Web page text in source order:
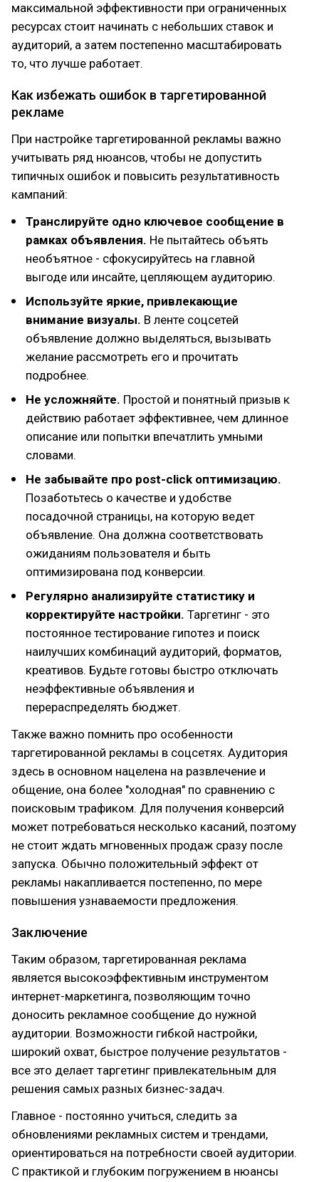
максимальной эффективности при ограниченных
ресурсах стоит начинать с небольших ставок и
аудиторий, а затем постепенно масштабировать
то, что лучше работает.
Как избежать ошибок в таргетированной
рекламе
При настройке таргетированной рекламы важно
учитывать ряд нюансов, чтобы не допустить
типичных ошибок и повысить результативность
кампаний:
Транслируйте одно ключевое сообщение в
рамках объявления. Не пытайтесь объять
необъятное - сфокусируйтесь на главной
выгоде или инсайте, цепляющем аудиторию.
Используйте яркие, привлекающие
внимание визуалы. В ленте соцсетей
объявление должно выделяться, вызывать
желание рассмотреть его и прочитать
подробнее.
Не усложняйте. Простой и понятный призыв к
действию работает эффективнее, чем длинное
описание или попытки впечатлить умными
словами.
Не забывайте про post-click оптимизацию.
Позаботьтесь о качестве и удобстве
посадочной страницы, на которую ведет
объявление. Она должна соответствовать
ожиданиям пользователя и быть
оптимизирована под конверсии.
Регулярно анализируйте статистику и
корректируйте настройки. Таргетинг - это
постоянное тестирование гипотез и поиск
наилучших комбинаций аудиторий, форматов,
креативов. Будьте готовы быстро отключать
неэффективные объявления и
перераспределять бюджет.
Также важно помнить про особенности
таргетированной рекламы в соцсетях. Аудитория
здесь в основном нацелена на развлечение и
общение, она более "холодная" по сравнению с
поисковым трафиком. Для получения конверсий
может потребоваться несколько касаний, поэтому
не стоит ждать мгновенных продаж сразу после
запуска. Обычно положительный эффект от
рекламы накапливается постепенно, по мере
повышения узнаваемости предложения.
Заключение
Таким образом, таргетированная реклама
является высокоэффективным инструментом
интернет-маркетинга, позволяющим точно
доносить рекламное сообщение до нужной
аудитории. Возможности гибкой настройки,
широкий охват, быстрое получение результатов -
все это делает таргетинг привлекательным для
решения самых разных бизнес-задач.
Главное - постоянно учиться, следить за
обновлениями рекламных систем и трендами,
ориентироваться на потребности своей аудитории.
С практикой и глубоким погружением в нюансы